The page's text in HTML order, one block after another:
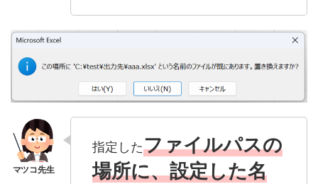
指定したファイルパスの
場所に、設定した名